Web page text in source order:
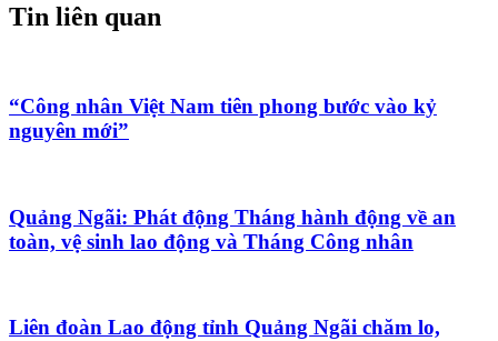
Tin liên quan
“Công nhân Việt Nam tiên phong bước vào kỷ
nguyên mới”
Quảng Ngãi: Phát động Tháng hành động về an
toàn, vệ sinh lao động và Tháng Công nhân
Liên đoàn Lao động tỉnh Quảng Ngãi chăm lo,